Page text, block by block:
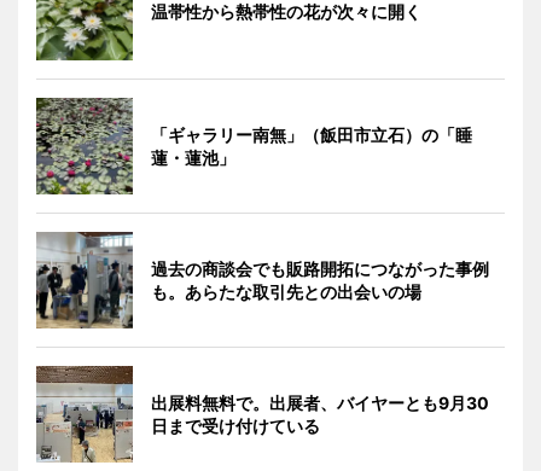
温帯性から熱帯性の花が次々に開く
「ギャラリー南無」（飯田市立石）の「睡
蓮・蓮池」
過去の商談会でも販路開拓につながった事例
も。あらたな取引先との出会いの場
出展料無料で。出展者、バイヤーとも9月30
日まで受け付けている